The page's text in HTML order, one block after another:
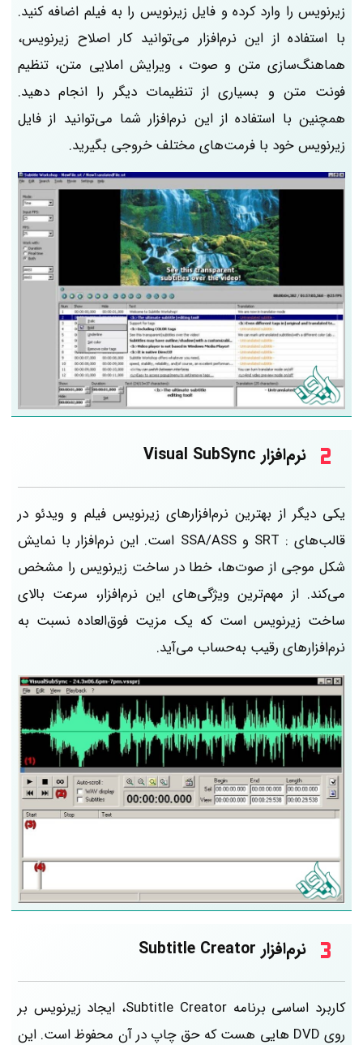
زیرنویس را وارد کرده و فایل زیرنویس را به فیلم اضافه کنید.
با استفاده از این نرم‌افزار می‌توانید کار اصلاح زیرنویس،
هماهنگ‌سازی متن و صوت ، ویرایش املایی متن، تنظیم
فونت متن و بسیاری از تنظیمات دیگر را انجام دهید.
همچنین با استفاده از این نرم‌افزار شما می‌توانید از فایل
زیرنویس خود با فرمت‌های مختلف خروجی بگیرید.
نرم‌افزار Visual SubSync
یکی دیگر از بهترین نرم‌افزارهای زیرنویس فیلم و ویدئو در
قالب‌های : SRT و SSA/ASS است. این نرم‌افزار با نمایش
شکل موجی از صوت‌ها، خطا در ساخت زیرنویس را مشخص
می‌کند. از مهم‌ترین ویژگی‌های این نرم‌افزار، سرعت بالای
ساخت زیرنویس است که یک مزیت فوق‌العاده نسبت به
نرم‌افزارهای رقیب به‌حساب می‌آید.
نرم‌افزار Subtitle Creator
کاربرد اساسی برنامه Subtitle Creator، ایجاد زیرنویس بر
روی DVD هایی هست که حق چاپ در آن محفوظ است. این